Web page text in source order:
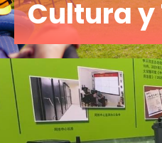
Cultura